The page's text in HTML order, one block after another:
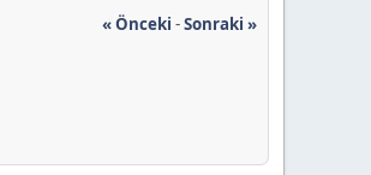
« Önceki -Sonraki »